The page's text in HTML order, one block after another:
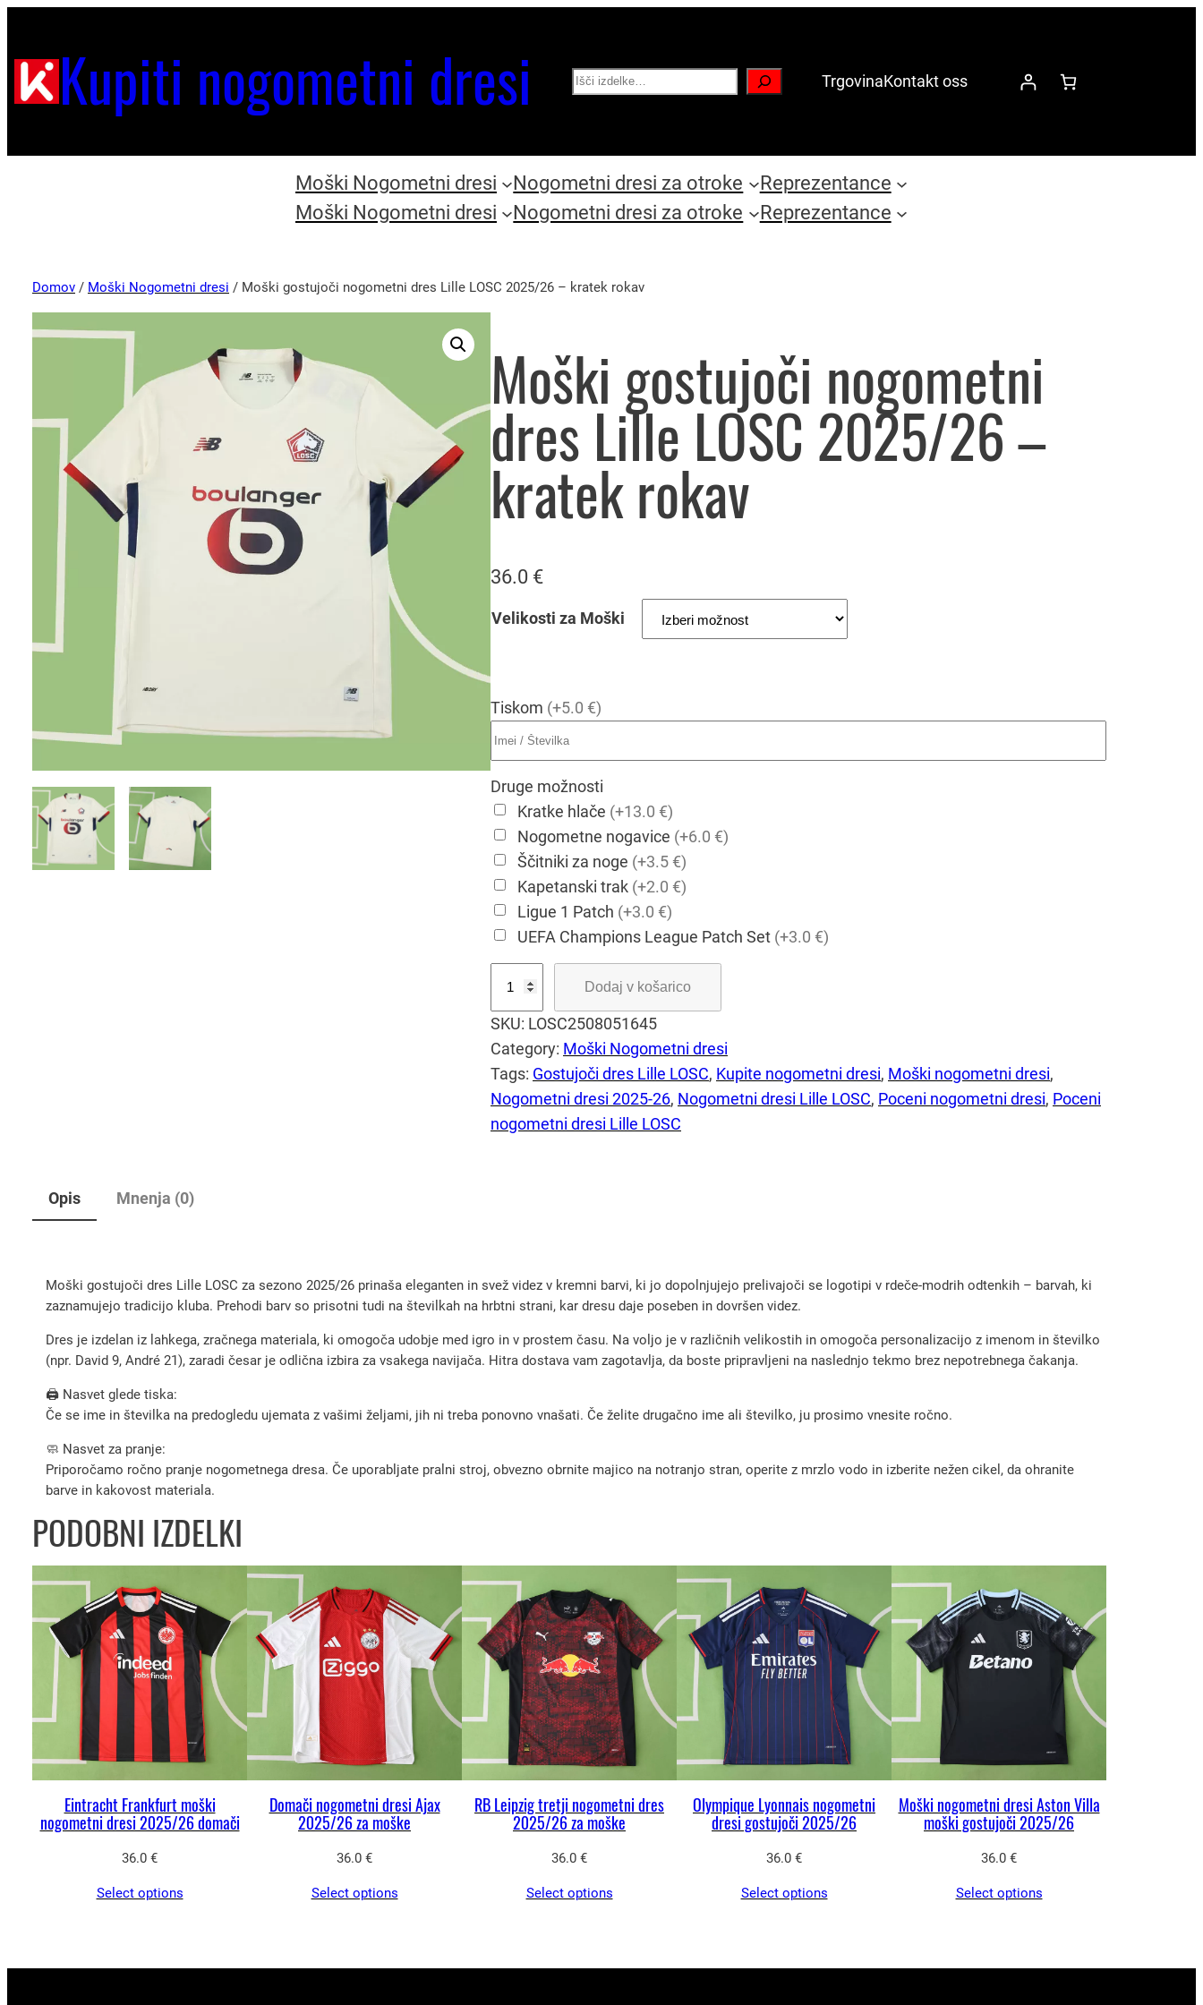
Kupiti nogometni dresi Search TrgovinaKontakt oss
Moški Nogometni dresi Nogometni dresi za otroke
Reprezentance
Moški Nogometni dresi
Nogometni dresi za otroke Reprezentance
Domov / Moški Nogometni dresi / Moški gostujoči nogometni dres Lille LOSC 2025/26 – kratek rokav
Moški gostujoči nogometni
dres Lille LOSC 2025/26 –
kratek rokav
36.0 €
Velikosti za Moški
Tiskom (+5.0 €)
Druge možnosti
Kratke hlače (+13.0 €)
Nogometne nogavice (+6.0 €)
Ščitniki za noge (+3.5 €)
Kapetanski trak (+2.0 €)
Ligue 1 Patch (+3.0 €)
UEFA Champions League Patch Set (+3.0 €)
š
k
i
g
o
i
o
m
t
s
L
L
O
Dodaj v košarico
SKU: LOSC2508051645
Category: Moški Nogometni dresi
Tags: Gostujoči dres Lille LOSC, Kupite nogometni dresi, Moški nogometni dresi
Nogometni dresi 2025-26, Nogometni dresi Lille LOSC, Poceni nogometni dresi, Poceni
nogometni dresi Lille LOSC
Opis Mnenja (0)
Moški gostujoči dres Lille LOSC za sezono 2025/26 prinaša eleganten in svež videz v kremni barvi, ki jo dopolnjujejo prelivajoči se logotipi v rdeče-modrih odtenkih – barvah, ki
zaznamujejo tradicijo kluba. Prehodi barv so prisotni tudi na številkah na hrbtni strani, kar dresu daje poseben in dovršen videz.
Dres je izdelan iz lahkega, zračnega materiala, ki omogoča udobje med igro in v prostem času. Na voljo je v različnih velikostih in omogoča personalizacijo z imenom in številko
(npr. David 9, André 21), zaradi česar je odlična izbira za vsakega navijača. Hitra dostava vam zagotavlja, da boste pripravljeni na naslednjo tekmo brez nepotrebnega čakanja.
🖨️ Nasvet glede tiska:
Če se ime in številka na predogledu ujemata z vašimi željami, jih ni treba ponovno vnašati. Če želite drugačno ime ali številko, ju prosimo vnesite ročno.
🧼 Nasvet za pranje:
Priporočamo ročno pranje nogometnega dresa. Če uporabljate pralni stroj, obvezno obrnite majico na notranjo stran, operite z mrzlo vodo in izberite nežen cikel, da ohranite
barve in kakovost materiala.
PODOBNI IZDELKI
Eintracht Frankfurt moški
nogometni dresi 2025/26 domači
36.0 €
Select options
Domači nogometni dresi Ajax
2025/26 za moške
36.0 €
Select options
RB Leipzig tretji nogometni dres
2025/26 za moške
36.0 €
Select options
Olympique Lyonnais nogometni
dresi gostujoči 2025/26
36.0 €
Select options
Moški nogometni dresi Aston Villa
moški gostujoči 2025/26
36.0 €
Select options